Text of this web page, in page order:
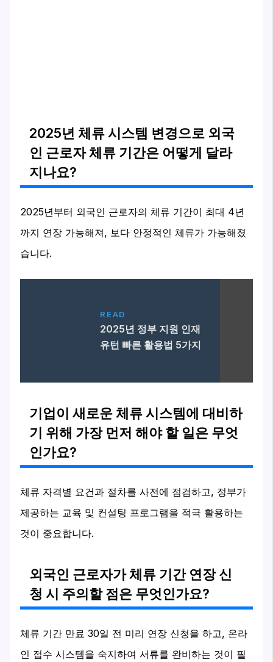
2025년 체류 시스템 변경으로 외국
인 근로자 체류 기간은 어떻게 달라
지나요?
2025년부터 외국인 근로자의 체류 기간이 최대 4년
까지 연장 가능해져, 보다 안정적인 체류가 가능해졌
습니다.
READ
2025년 정부 지원 인재
유턴 빠른 활용법 5가지
기업이 새로운 체류 시스템에 대비하
기 위해 가장 먼저 해야 할 일은 무엇
인가요?
체류 자격별 요건과 절차를 사전에 점검하고, 정부가
제공하는 교육 및 컨설팅 프로그램을 적극 활용하는
것이 중요합니다.
외국인 근로자가 체류 기간 연장 신
청 시 주의할 점은 무엇인가요?
체류 기간 만료 30일 전 미리 연장 신청을 하고, 온라
인 접수 시스템을 숙지하여 서류를 완비하는 것이 필